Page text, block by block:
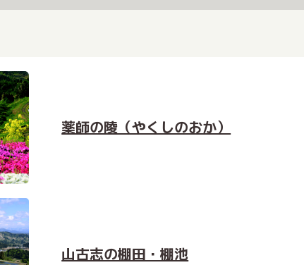
薬師の陵（やくしのおか）
山古志の棚田・棚池